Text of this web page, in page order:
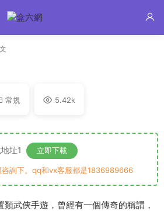
常規 5.42k
址1 立即下載
咨詢下。qq和vx客服都是1836989666
類武俠手遊，曾經有一個傳奇的稱謂，